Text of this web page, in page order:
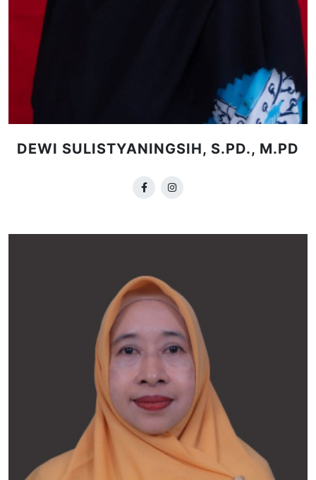
DEWI SULISTYANINGSIH, S.PD., M.PD